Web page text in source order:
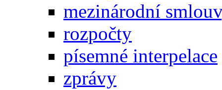
mezinárodní
rozpočty
písemné interpelace
zprávy